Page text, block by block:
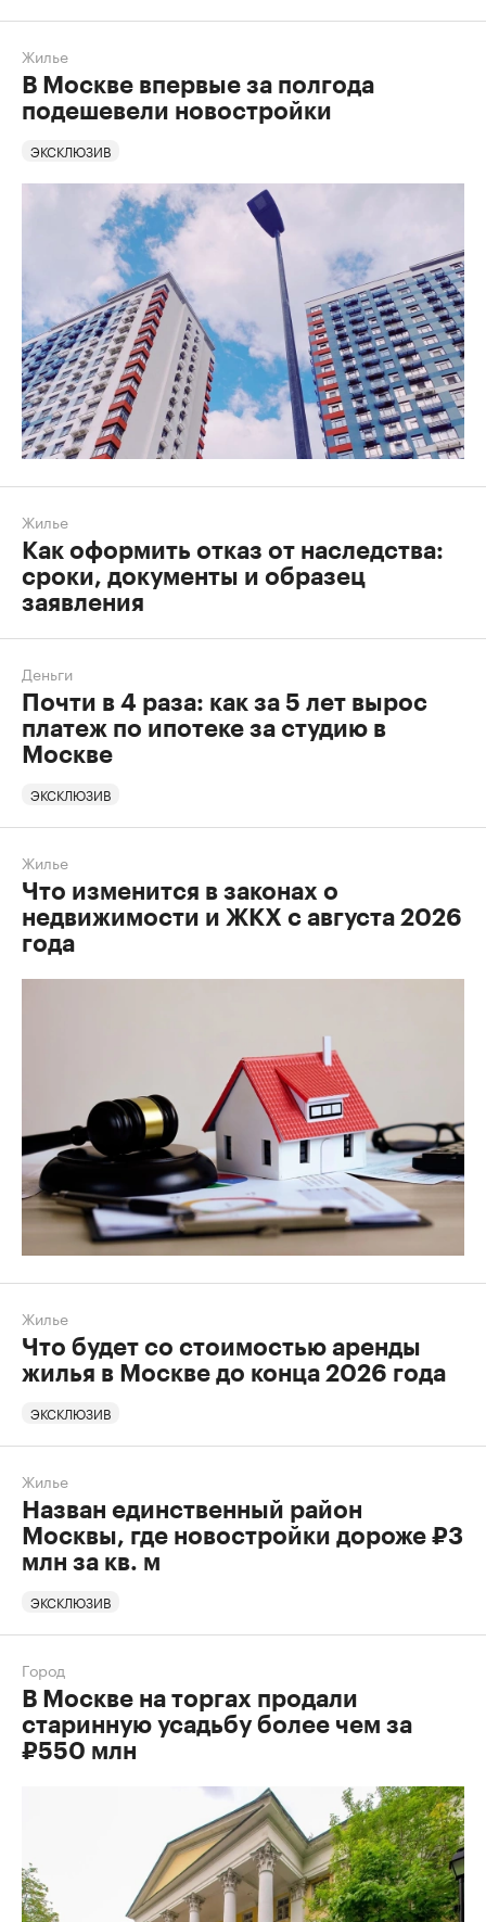
Жилье
В Москве впервые за полгода
подешевели новостройки
ЭКСКЛЮЗИВ
Жилье
Как оформить отказ от наследства:
сроки, документы и образец
заявления
Деньги
Почти в 4 раза: как за 5 лет вырос
платеж по ипотеке за студию в
Москве
ЭКСКЛЮЗИВ
Жилье
Что изменится в законах о
недвижимости и ЖКХ с августа 2026
года
Жилье
Что будет со стоимостью аренды
жилья в Москве до конца 2026 года
ЭКСКЛЮЗИВ
Жилье
Назван единственный район
Москвы, где новостройки дороже ₽3
млн за кв. м
ЭКСКЛЮЗИВ
Город
В Москве на торгах продали
старинную усадьбу более чем за
₽550 млн